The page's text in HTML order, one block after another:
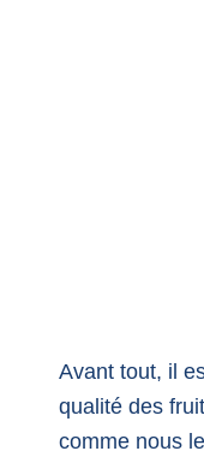
Avant tout, il
qualité des
comme nous